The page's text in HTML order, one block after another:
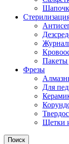
Пакеты
Фрезы
Для
Щетки
Поиск